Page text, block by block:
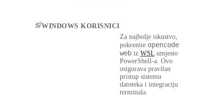
WINDOWS KORISNICI
Za najbolje iskustvo,
pokrenite opencode
webiz WSLumjesto
PowerShell-a. Ovo
osigurava pravilan
pristup sistemu
datoteka i integraciju
terminala.